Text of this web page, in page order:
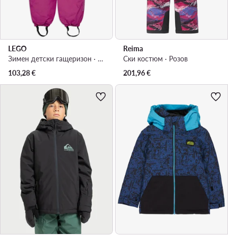
LEGO
Зимен детски гащеризон · Розов
103,28€
Reima
Ски костюм · Розов
201,96€